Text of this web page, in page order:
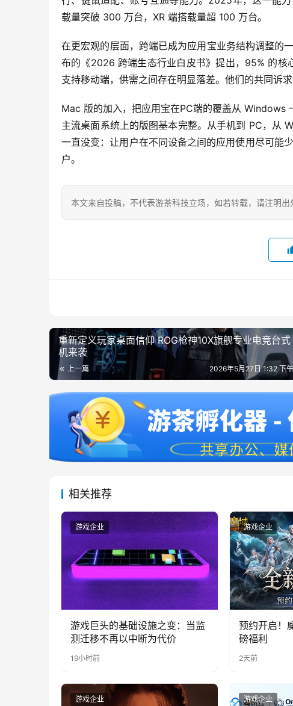
载量突破 300 万台，XR 端搭载量超 100 万台。
在更宏观的层面，跨端已成为应用宝业务结构调整的
布的《2026 跨端生态行业白皮书》提出，95% 的
支持移动端，供需之间存在明显落差。他们的共同诉
Mac 版的加入，把应用宝在PC端的覆盖从
主流桌面系统上的版图基本完整。从手机到 PC，从
一直没变：让用户在不同设备之间的应用使用尽可能
户。
本文来自投稿，不代表游茶科技立场，如若转载，请注
重新定义玩家桌面信仰 ROG枪神10X旗舰专业电竞台式
机来袭
上一篇 2026年5月27日 1:32 下午
相关推荐
游戏企业
游戏巨头的基础设施之变：当监
测迁移不再以中断为代价
19小时前
游戏企业
预约开启！
磅福利
2天前
游戏企业 游戏企业